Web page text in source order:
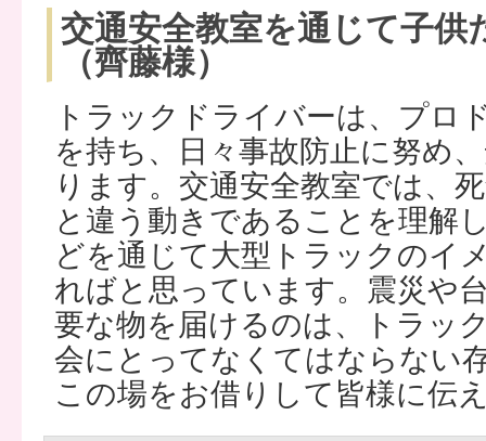
交通安全教室を通じて子供
（齊藤様）
トラックドライバーは、プロ
を持ち、日々事故防止に努め
ります。交通安全教室では、
と違う動きであることを理解
どを通じて大型トラックのイ
ればと思っています。震災や
要な物を届けるのは、トラッ
会にとってなくてはならない
この場をお借りして皆様に伝